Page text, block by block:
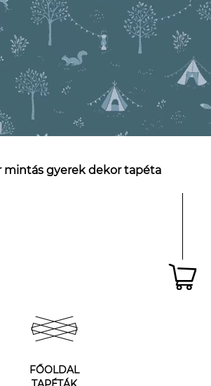
mintás gyerek dekor tapéta
FŐOLDAL